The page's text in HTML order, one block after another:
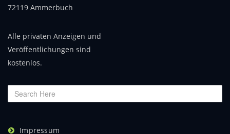
72119 Ammerbuch
Alle privaten Anzeigen und
Veröffentlichungen sind
kostenlos.
Impressum